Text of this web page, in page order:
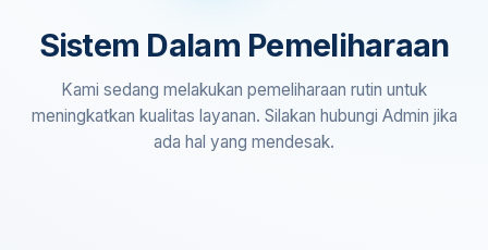
Sistem Dalam Pemeliharaan
Kami sedang melakukan pemeliharaan rutin untuk
meningkatkan kualitas layanan. Silakan hubungi Admin jika
ada hal yang mendesak.